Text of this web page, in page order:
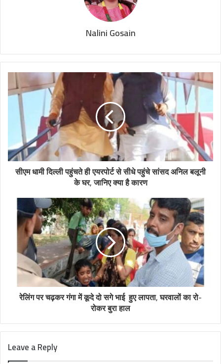
Nalini Gosain
सीएम धामी दिल्ली पहुंचते ही एयरपोर्ट से सीधे पहुंचे सांसद अनिल बलूनी
के घर, जानिए क्या है कारण
रेलिंग पर चढ़कर गंगा में कूदे दो सगे भाई हुए लापता, घरवालों का रो-
रोकर बुरा हाल
Leave a Reply